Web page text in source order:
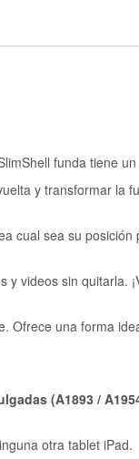
funda tiene
y transformar la
cual sea su
videos sin quitarla.
Ofrece una forma
(A1893 /
otra tablet iPad.